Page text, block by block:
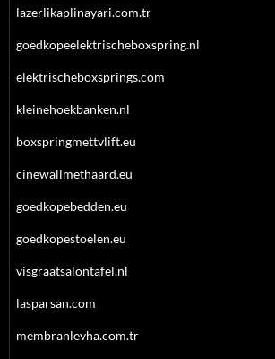
lazerlikaplinayari.com.tr
goedkopeelektrischeboxspring.nl
elektrischeboxsprings.com
kleinehoekbanken.nl
boxspringmettvlift.eu
cinewallmethaard.eu
goedkopebedden.eu
goedkopestoelen.eu
visgraatsalontafel.nl
lasparsan.com
membranlevha.com.tr